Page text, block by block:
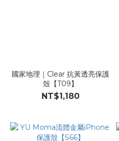
國家地理｜Clear 抗黃透亮保護
殼【T09】
NT$1,180